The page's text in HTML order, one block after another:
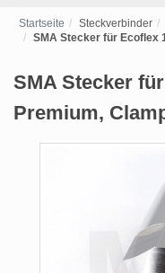
Startseite Steckverbinder
SMA Stecker für Ecoflex
SMA Stecker
Premium,